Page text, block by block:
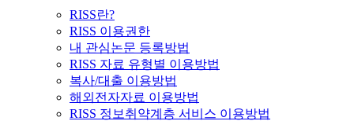
RISS란?
RISS 이용권한
내 관심논문 등록방법
RISS 자료 유형별 이용방법
복사/대출 이용방법
해외전자자료 이용방법
RISS 정보취약계층 서비스 이용방법